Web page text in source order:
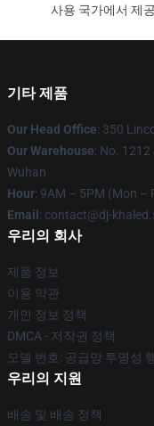
사용 국가에서 제공
기타 제품
Our Head Office: 350
Our Warehouse: No.
Wuhan
Hour: 9AM – 5PM (Mon –
Email : contact@dj-
우리의 회사
제품 정보
이용 약관
개인 정보 정책
DMCA - 저작권 정책
모델 번호: 공급망 투명성
우리의 지원
배송 및 배송 정책